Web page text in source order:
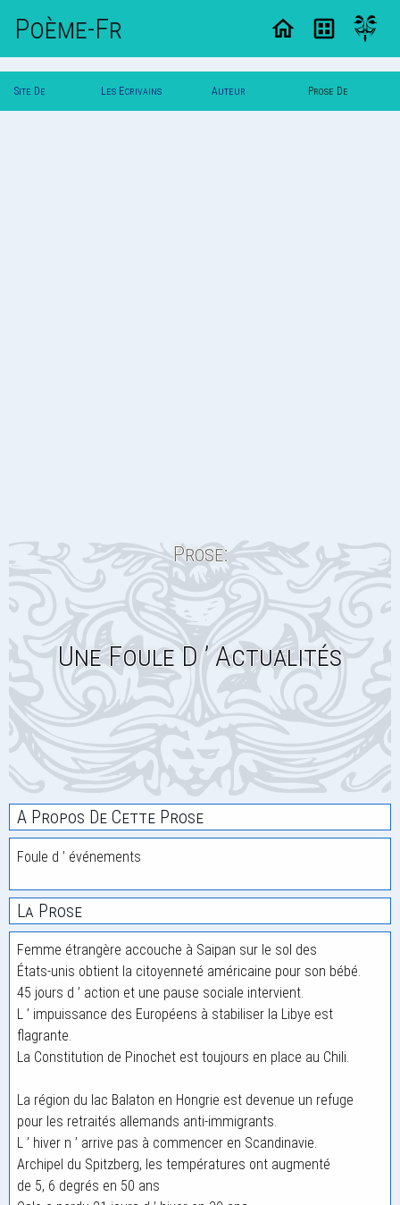
Poème-Fr
Site De Les Ecrivains Auteur Prose De
Prose:
Une Foule D ’ Actualités
A Propos De Cette Prose
Foule d ’ événements
La Prose
Femme étrangère accouche à Saipan sur le sol des
États-unis obtient la citoyenneté américaine pour son bébé.
45 jours d ’ action et une pause sociale intervient.
L ’ impuissance des Européens à stabiliser la Libye est
flagrante.
La Constitution de Pinochet est toujours en place au Chili.
La région du lac Balaton en Hongrie est devenue un refuge
pour les retraités allemands anti-immigrants.
L ’ hiver n ’ arrive pas à commencer en Scandinavie.
Archipel du Spitzberg, les températures ont augmenté
de 5, 6 degrés en 50 ans